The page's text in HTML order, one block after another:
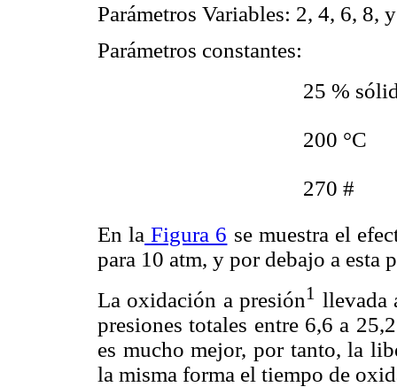
Parámetros Variables: 2, 4, 6, 8,
Parámetros constantes:
 25 %
 200 °C
 270 #
En la Figura 6 se muestra el
para 10 atm, y por debajo a
La oxidación a presión1 llevada
presiones totales entre 6,6 a
es mucho mejor, por tanto, la
la misma forma el tiempo de